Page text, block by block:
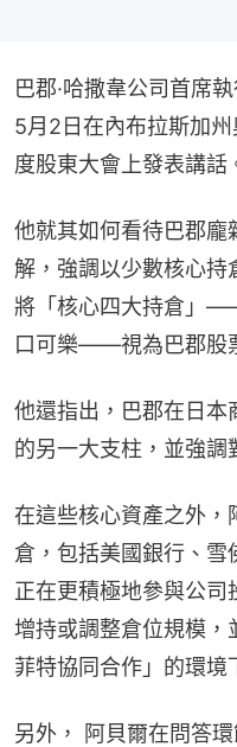
巴郡·哈撒韋公司首席
5月2日在內布拉斯加
度股東大會上發表講話
他就其如何看待巴郡龐
解，強調以少數核心持
將「核心四大持倉」
口可樂——視為巴郡股
他還指出，巴郡在日本
的另一大支柱，並強調
在這些核心資產之外，
倉，包括美國銀行、
正在更積極地參與公
增持或調整倉位規模，
菲特協同合作」的環境
另外， 阿貝爾在問答